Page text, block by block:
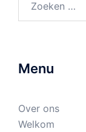
Menu
Over ons
Welkom